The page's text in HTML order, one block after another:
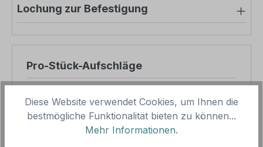
Lochung zur Befestigung
Pro-Stück-Aufschläge
Zwischensumme
10,95 €
Diese Website verwendet Cookies, um Ihnen die
bestmögliche Funktionalität bieten zu können...
Mehr Informationen.